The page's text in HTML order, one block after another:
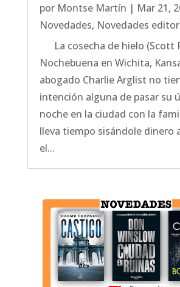
por Montse Martín | Mar 21,
Novedades, Novedades
La cosecha de hielo (Scott
Nochebuena en Wichita,
abogado Charlie Arglist no
intención alguna de pasar su
noche en la ciudad con la
lleva tiempo sisándole dinero
el...